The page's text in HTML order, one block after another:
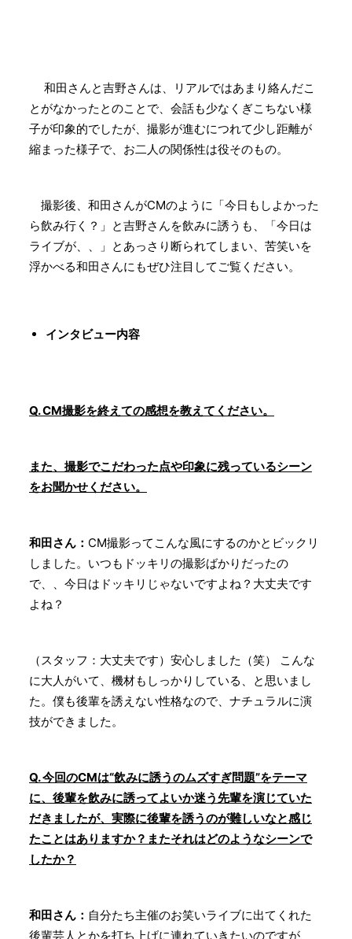
和田さんと吉野さんは、リアルではあまり絡んだこ
とがなかったとのことで、会話も少なくぎこちない様
子が印象的でしたが、撮影が進むにつれて少し距離が
縮まった様子で、お二人の関係性は役そのもの。
撮影後、和田さんがCMのように「今日もしよかった
ら飲み行く？」と吉野さんを飲みに誘うも、「今日は
ライブが、、」とあっさり断られてしまい、苦笑いを
浮かべる和田さんにもぜひ注目してご覧ください。
インタビュー内容
Q. CM撮影を終えての感想を教えてください。
また、撮影でこだわった点や印象に残っているシーン
をお聞かせください。
和田さん： CM撮影ってこんな風にするのかとビックリ
しました。いつもドッキリの撮影ばかりだったの
で、、今日はドッキリじゃないですよね？大丈夫です
よね？
（スタッフ：大丈夫です）安心しました（笑） こんな
に大人がいて、機材もしっかりしている、と思いまし
た。僕も後輩を誘えない性格なので、ナチュラルに演
技ができました。
Q. 今回のCMは“飲みに誘うのムズすぎ問題”をテーマ
に、後輩を飲みに誘ってよいか迷う先輩を演じていた
だきましたが、実際に後輩を誘うのが難しいなと感じ
たことはありますか？またそれはどのようなシーンで
したか？
和田さん： 自分たち主催のお笑いライブに出てくれた
後輩芸人とかを打ち上げに連れていきたいのですが、